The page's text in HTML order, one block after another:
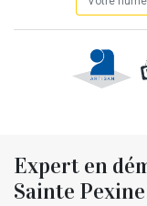
Expert en
Sainte Pexine